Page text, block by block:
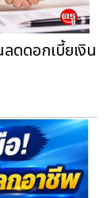
ดดอกเบี้ยเงิน